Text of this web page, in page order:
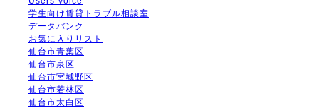
学生向け賃貸トラブル相談室
データバンク
お気に入りリスト
仙台市青葉区
仙台市泉区
仙台市宮城野区
仙台市若林区
仙台市太白区